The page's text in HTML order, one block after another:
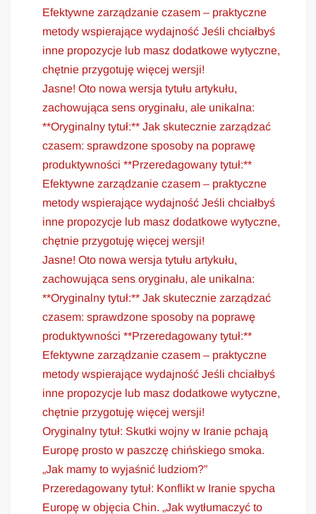
Efektywne zarządzanie czasem – praktyczne
metody wspierające wydajność Jeśli chciałbyś
inne propozycje lub masz dodatkowe wytyczne,
chętnie przygotuję więcej wersji!
Jasne! Oto nowa wersja tytułu artykułu,
zachowująca sens oryginału, ale unikalna:
**Oryginalny tytuł:** Jak skutecznie zarządzać
czasem: sprawdzone sposoby na poprawę
produktywności **Przeredagowany tytuł:**
Efektywne zarządzanie czasem – praktyczne
metody wspierające wydajność Jeśli chciałbyś
inne propozycje lub masz dodatkowe wytyczne,
chętnie przygotuję więcej wersji!
Jasne! Oto nowa wersja tytułu artykułu,
zachowująca sens oryginału, ale unikalna:
**Oryginalny tytuł:** Jak skutecznie zarządzać
czasem: sprawdzone sposoby na poprawę
produktywności **Przeredagowany tytuł:**
Efektywne zarządzanie czasem – praktyczne
metody wspierające wydajność Jeśli chciałbyś
inne propozycje lub masz dodatkowe wytyczne,
chętnie przygotuję więcej wersji!
Oryginalny tytuł: Skutki wojny w Iranie pchają
Europę prosto w paszczę chińskiego smoka.
„Jak mamy to wyjaśnić ludziom?”
Przeredagowany tytuł: Konflikt w Iranie spycha
Europę w objęcia Chin. „Jak wytłumaczyć to